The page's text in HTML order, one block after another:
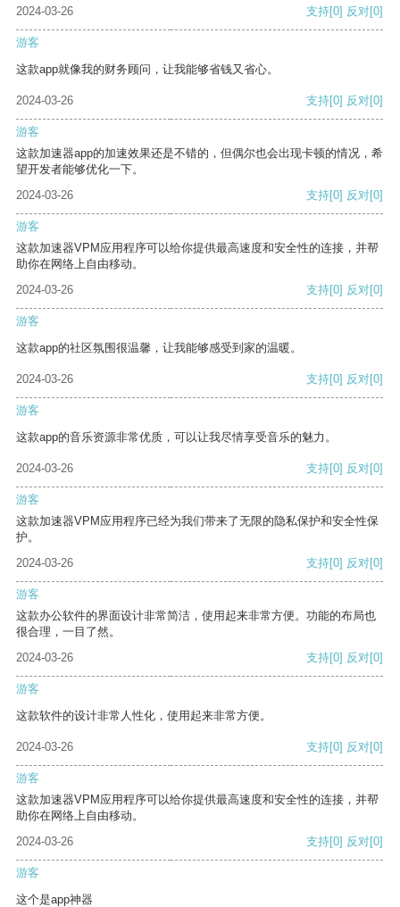
2024-03-26 支持[0] 反对[0]
游客
这款app就像我的财务顾问，让我能够省钱又省心。
2024-03-26 支持[0] 反对[0]
游客
这款加速器app的加速效果还是不错的，但偶尔也会出现卡顿的情况，希
望开发者能够优化一下。
2024-03-26
支持[0] 反对[0]
游客
这款加速器VPM应用程序可以给你提供最高速度和安全性的连接，并帮
助你在网络上自由移动。
2024-03-26
支持[0] 反对[0]
游客
这款app的社区氛围很温馨，让我能够感受到家的温暖。
2024-03-26 支持[0] 反对[0]
游客
这款app的音乐资源非常优质，可以让我尽情享受音乐的魅力。
2024-03-26 支持[0] 反对[0]
游客
这款加速器VPM应用程序已经为我们带来了无限的隐私保护和安全性保
护。
2024-03-26
支持[0] 反对[0]
游客
这款办公软件的界面设计非常简洁，使用起来非常方便。功能的布局也
很合理，一目了然。
2024-03-26
支持[0] 反对[0]
游客
这款软件的设计非常人性化，使用起来非常方便。
2024-03-26 支持[0] 反对[0]
游客
这款加速器VPM应用程序可以给你提供最高速度和安全性的连接，并帮
助你在网络上自由移动。
2024-03-26
支持[0] 反对[0]
游客
这个是app神器